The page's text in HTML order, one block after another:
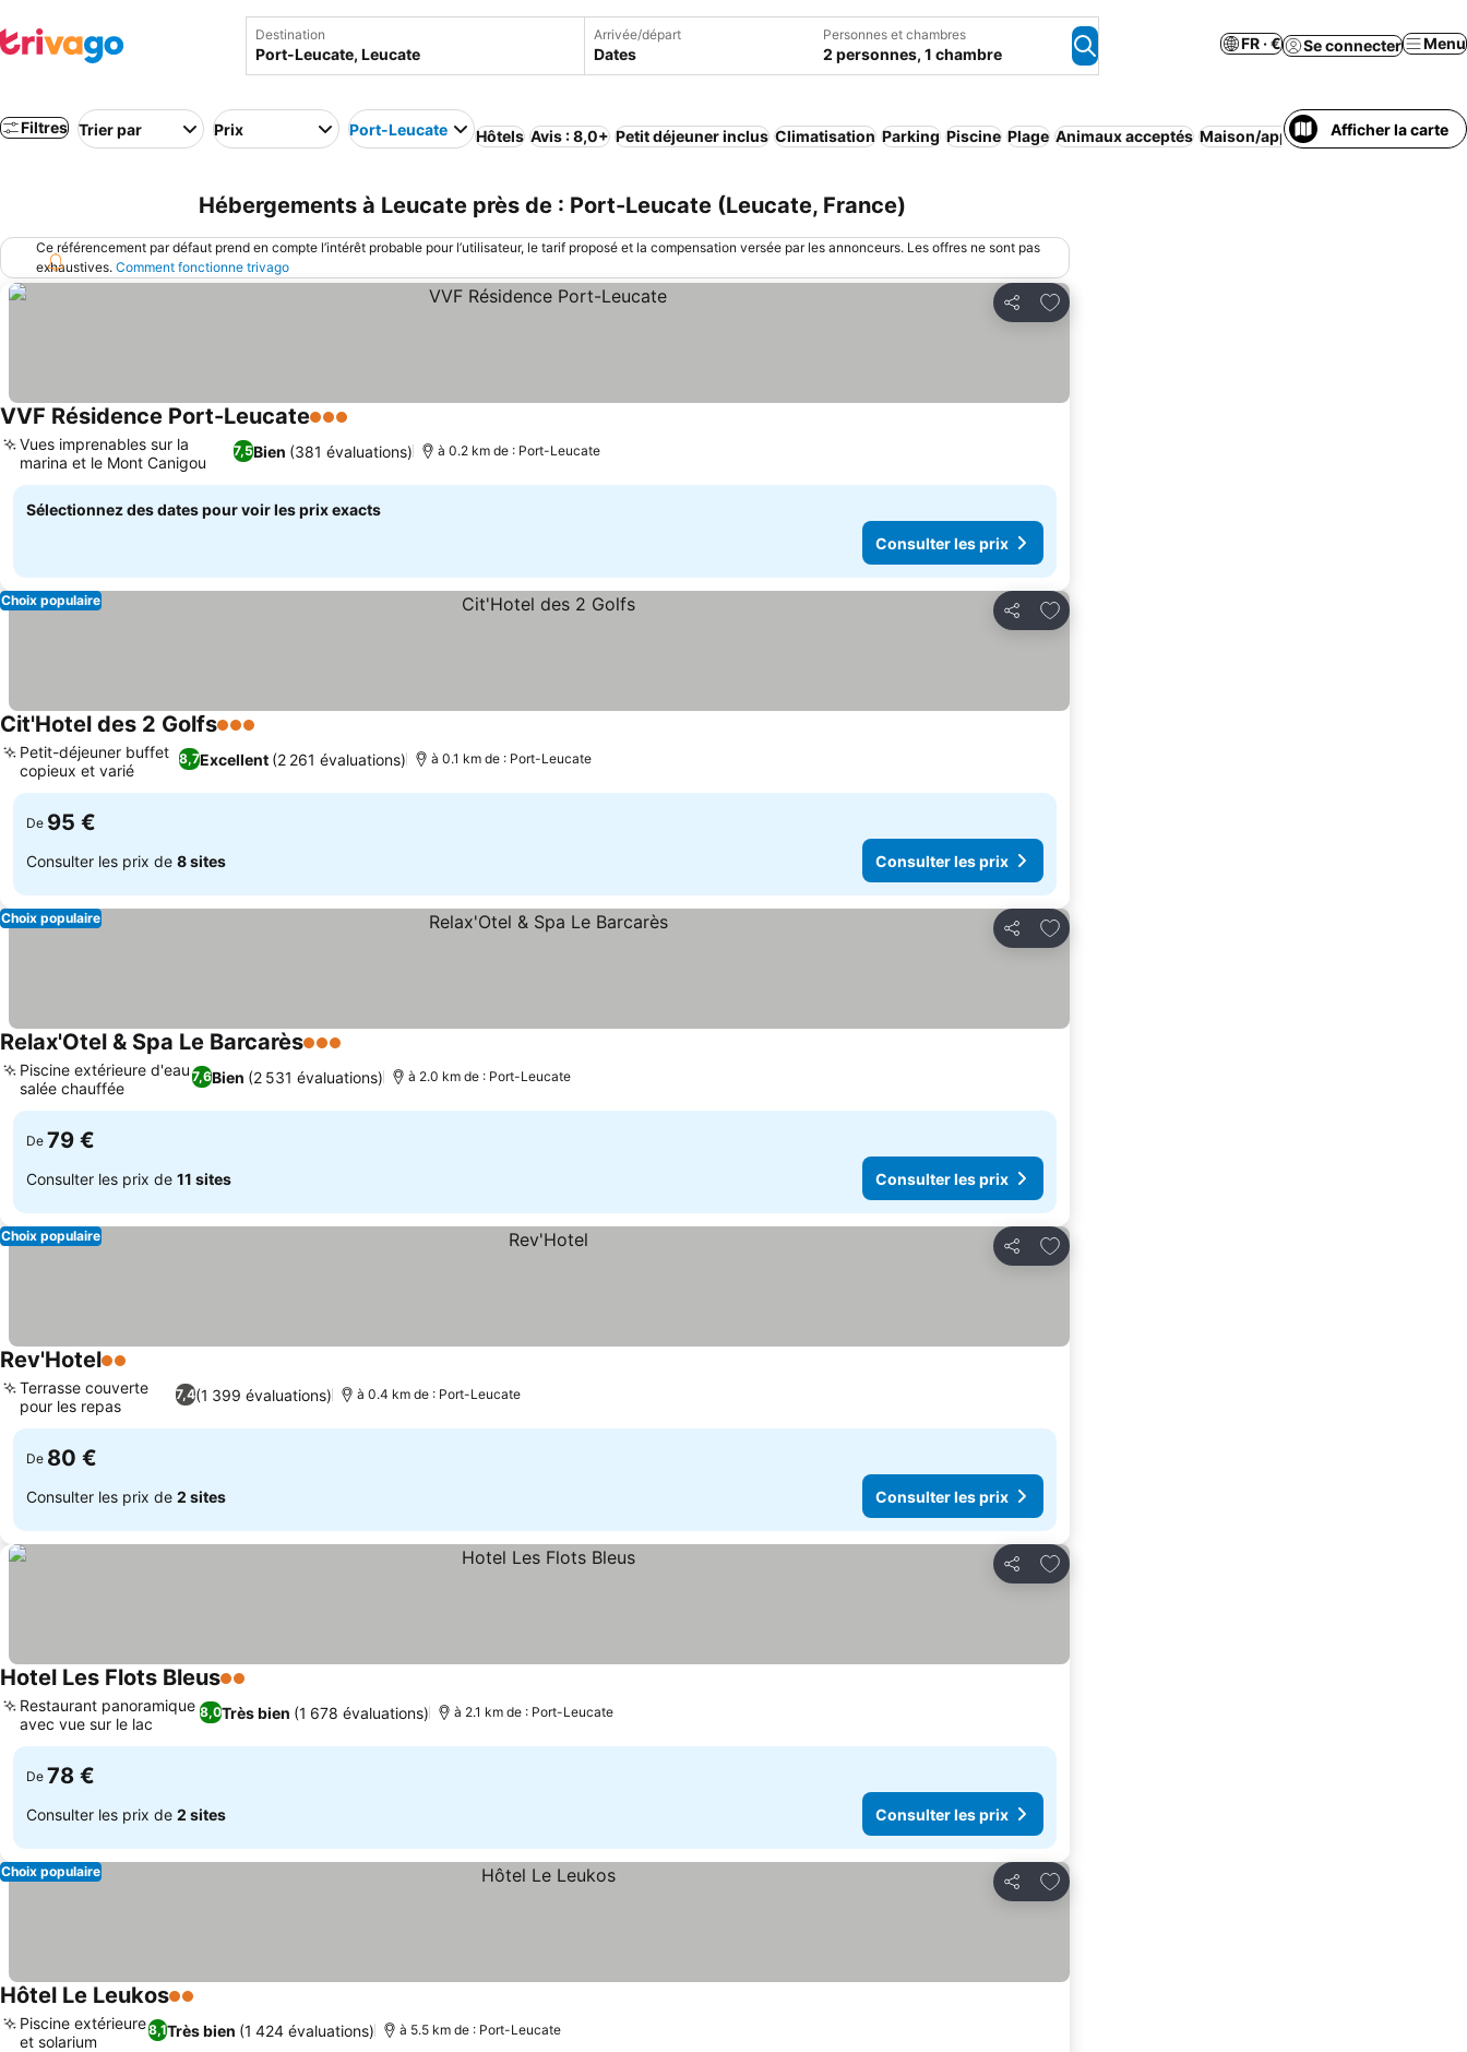
Destination Arrivée/départ
Dates
Personnes et chambres
2 personnes, 1 chambre
FR · € Se connecter Menu
Filtres Trier par Prix Port-Leucate Hôtels Avis : 8,0+ Petit déjeuner inclus Climatisation Parking Piscine Plage Animaux acceptés Maison/appartement entier Spa
Afficher la carte
Hébergements à Leucate près de : Port-Leucate (Leucate, France)
Ce référencement par défaut prend en compte l’intérêt probable pour l’utilisateur, le tarif proposé et la compensation versée par les annonceurs. Les offres ne sont pas
exhaustives. Comment fonctionne trivago
Partager
Ajouter à mes favoris
VVF Résidence Port-Leucate3 Étoiles
7,5Bien (381 évaluations)
Vues imprenables sur la
marina et le Mont Canigou
à 0.2 km de : Port-Leucate
Sélectionnez des dates pour voir les prix exacts
Consulter les prix
Partager
Ajouter à mes favoris
Choix populaire
Cit'Hotel des 2 Golfs3 Étoiles
8,7Excellent (2 261 évaluations)
Petit-déjeuner buffet
copieux et varié
à 0.1 km de : Port-Leucate
De 95 €
Consulter les prix de 8 sites Consulter les prix
Partager
Ajouter à mes favoris
Choix populaire
Relax'Otel & Spa Le Barcarès3 Étoiles
7,6Bien (2 531 évaluations)
Piscine extérieure d'eau
salée chauffée
à 2.0 km de : Port-Leucate
De 79 €
Consulter les prix de 11 sites Consulter les prix
Partager
Ajouter à mes favoris
Choix populaire
Rev'Hotel2 Étoiles
7,4(1 399 évaluations)
Terrasse couverte
pour les repas
à 0.4 km de : Port-Leucate
De 80 €
Consulter les prix de 2 sites Consulter les prix
Partager
Ajouter à mes favoris
Hotel Les Flots Bleus2 Étoiles
8,0Très bien (1 678 évaluations)
Restaurant panoramique
avec vue sur le lac
à 2.1 km de : Port-Leucate
De 78 €
Consulter les prix de 2 sites Consulter les prix
Partager
Ajouter à mes favoris
Choix populaire
Hôtel Le Leukos2 Étoiles
8,1Très bien (1 424 évaluations)
Piscine extérieure
et solarium
à 5.5 km de : Port-Leucate